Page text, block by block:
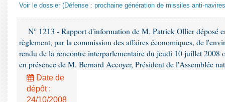
Voir le dossier (Défense : prochaine génération de missiles anti-
N° 1213 - Rapport d'information de M. Patrick Ollier déposé
règlement, par la commission des affaires économiques, de
rendu de la rencontre interparlementaire du jeudi 10 juillet 2008
en présence de M. Bernard Accoyer, Président de l'Assemblée
Date de
dépôt :
24/10/2008